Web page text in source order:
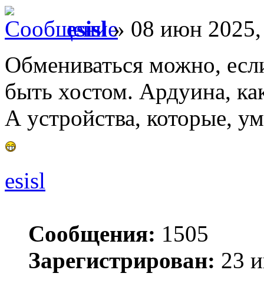
esisl» 08 июн
Обмениваться можно,
быть хостом. Ардуина,
А устройства, которые,
esisl
Сообщения: 1505
Зарегистрирован: 23